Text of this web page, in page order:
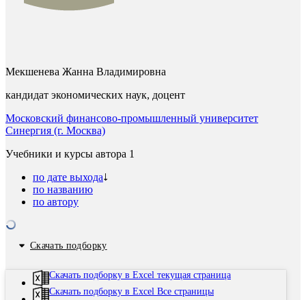
Мекшенева Жанна Владимировна
кандидат экономических наук, доцент
Московский финансово-промышленный университет
Синергия (г. Москва)
Учебники и курсы автора 1
по дате выхода
по названию
по автору
Скачать подборку
Скачать подборку в Excel текущая страница
Скачать подборку в Excel Все страницы